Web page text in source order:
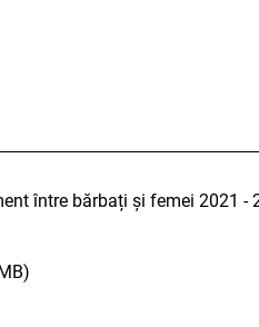
între bărbați și femei 2021 -